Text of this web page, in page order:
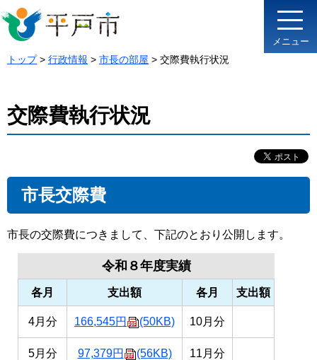
メニュー
トップ> 行政情報 > 市長の部屋 > 交際費執行状況
交際費執行状況
市長交際費
市長の交際費につきまして、下記のとおり公開します。
令和８年度実績
各月 支出額 各月 支出額
4月分 166,545円 (50KB) 10月分
5月分 97,379円 (56KB) 11月分